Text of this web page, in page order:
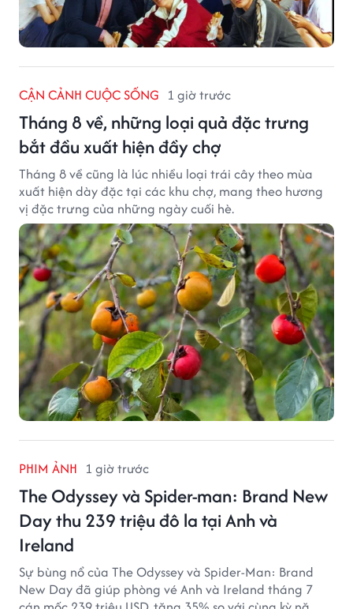
CẬN CẢNH CUỘC SỐNG 1 giờ trước
Tháng 8 về, những loại quả đặc trưng
bắt đầu xuất hiện đầy chợ
Tháng 8 về cũng là lúc nhiều loại trái cây theo mùa
xuất hiện dày đặc tại các khu chợ, mang theo hương
vị đặc trưng của những ngày cuối hè.
PHIM ẢNH 1 giờ trước
The Odyssey và Spider-man: Brand New
Day thu 239 triệu đô la tại Anh và
Ireland
Sự bùng nổ của The Odyssey và Spider-Man: Brand
New Day đã giúp phòng vé Anh và Ireland tháng 7